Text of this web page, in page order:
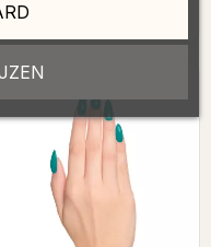
€ 3,63